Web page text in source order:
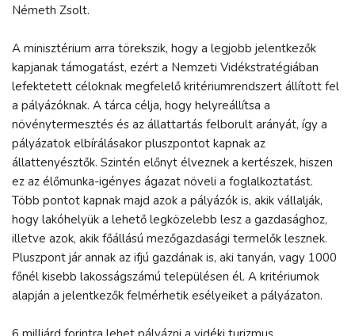
Németh Zsolt.
A minisztérium arra törekszik, hogy a legjobb jelentkezők
kapjanak támogatást, ezért a Nemzeti Vidékstratégiában
lefektetett céloknak megfelelő kritériumrendszert állított fel
a pályázóknak. A tárca célja, hogy helyreállítsa a
növénytermesztés és az állattartás felborult arányát, így a
pályázatok elbírálásakor pluszpontot kapnak az
állattenyésztők. Szintén előnyt élveznek a kertészek, hiszen
ez az élőmunka-igényes ágazat növeli a foglalkoztatást.
Több pontot kapnak majd azok a pályázók is, akik vállalják,
hogy lakóhelyük a lehető legközelebb lesz a gazdasághoz,
illetve azok, akik főállású mezőgazdasági termelők lesznek.
Pluszpont jár annak az ifjú gazdának is, aki tanyán, vagy 1000
főnél kisebb lakosságszámú településen él. A kritériumok
alapján a jelentkezők felmérhetik esélyeiket a pályázaton.